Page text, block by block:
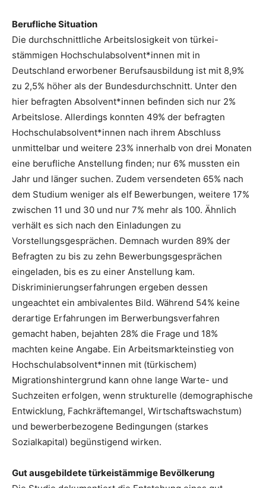
Berufliche Situation
Die durchschnittliche Arbeitslosigkeit von türkei-
stämmigen Hochschulabsolvent*innen mit in
Deutschland erworbener Berufsausbildung ist mit 8,9%
zu 2,5% höher als der Bundesdurchschnitt. Unter den
hier befragten Absolvent*innen befinden sich nur 2%
Arbeitslose. Allerdings konnten 49% der befragten
Hochschulabsolvent*innen nach ihrem Abschluss
unmittelbar und weitere 23% innerhalb von drei Monaten
eine berufliche Anstellung finden; nur 6% mussten ein
Jahr und länger suchen. Zudem versendeten 65% nach
dem Studium weniger als elf Bewerbungen, weitere 17%
zwischen 11 und 30 und nur 7% mehr als 100. Ähnlich
verhält es sich nach den Einladungen zu
Vorstellungsgesprächen. Demnach wurden 89% der
Befragten zu bis zu zehn Bewerbungsgesprächen
eingeladen, bis es zu einer Anstellung kam.
Diskriminierungserfahrungen ergeben dessen
ungeachtet ein ambivalentes Bild. Während 54% keine
derartige Erfahrungen im Berwerbungsverfahren
gemacht haben, bejahten 28% die Frage und 18%
machten keine Angabe. Ein Arbeitsmarkteinstieg von
Hochschulabsolvent*innen mit (türkischem)
Migrationshintergrund kann ohne lange Warte- und
Suchzeiten erfolgen, wenn strukturelle (demographische
Entwicklung, Fachkräftemangel, Wirtschaftswachstum)
und bewerberbezogene Bedingungen (starkes
Sozialkapital) begünstigend wirken.
Gut ausgebildete türkeistämmige Bevölkerung